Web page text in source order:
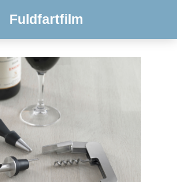
Fuldfartfilm